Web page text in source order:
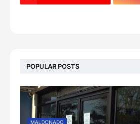
POPULAR POSTS
MALDONADO